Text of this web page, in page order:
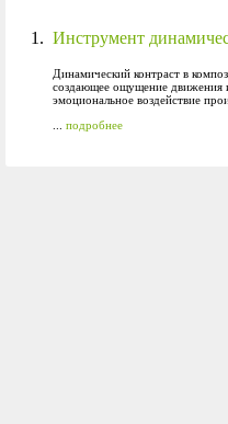
1. Инструмент
Динамический контраст в
создающее ощущение движения
эмоциональное воздействие
подробнее